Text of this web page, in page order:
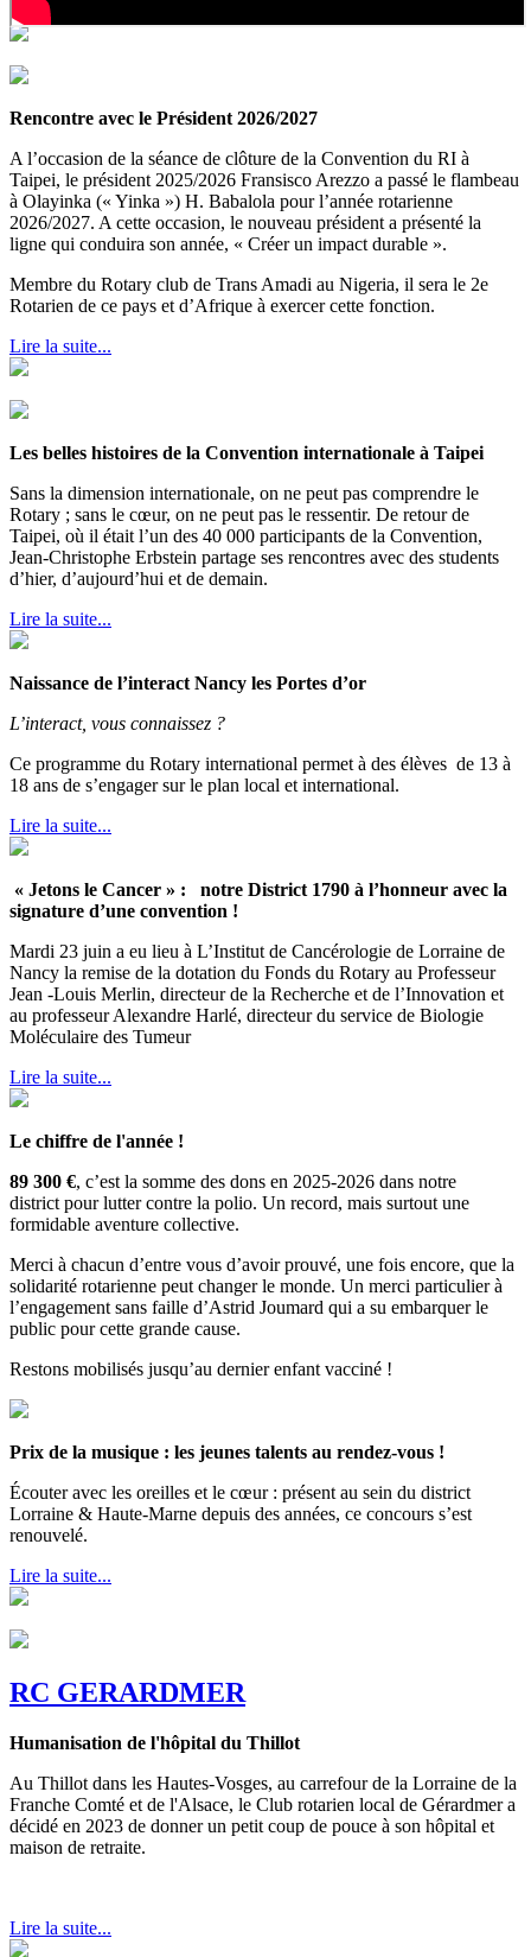
Rencontre avec le Président 2026/2027
A l’occasion de la séance de clôture de la Convention du RI à
Taipei, le président 2025/2026 Fransisco Arezzo a passé le flambeau
à Olayinka (« Yinka ») H. Babalola pour l’année rotarienne
2026/2027. A cette occasion, le nouveau président a présenté la
ligne qui conduira son année, « Créer un impact durable ».
Membre du Rotary club de Trans Amadi au Nigeria, il sera le 2e
Rotarien de ce pays et d’Afrique à exercer cette fonction.
Lire la suite...
Les belles histoires de la Convention internationale à Taipei
Sans la dimension internationale, on ne peut pas comprendre le
Rotary ; sans le cœur, on ne peut pas le ressentir. De retour de
Taipei, où il était l’un des 40 000 participants de la Convention,
Jean-Christophe Erbstein partage ses rencontres avec des students
d’hier, d’aujourd’hui et de demain.
Lire la suite...
Naissance de l’interact Nancy les Portes d’or
L’interact, vous connaissez ?
Ce programme du Rotary international permet à des élèves de 13 à
18 ans de s’engager sur le plan local et international.
Lire la suite...
« Jetons le Cancer » : notre District 1790 à l’honneur avec la
signature d’une convention !
Mardi 23 juin a eu lieu à L’Institut de Cancérologie de Lorraine de
Nancy la remise de la dotation du Fonds du Rotary au Professeur
Jean -Louis Merlin, directeur de la Recherche et de l’Innovation et
au professeur Alexandre Harlé, directeur du service de Biologie
Moléculaire des Tumeur
Lire la suite...
Le chiffre de l'année !
89 300 €, c’est la somme des dons en 2025-2026 dans notre
district pour lutter contre la polio. Un record, mais surtout une
formidable aventure collective.
Merci à chacun d’entre vous d’avoir prouvé, une fois encore, que la
solidarité rotarienne peut changer le monde. Un merci particulier à
l’engagement sans faille d’Astrid Joumard qui a su embarquer le
public pour cette grande cause.
Restons mobilisés jusqu’au dernier enfant vacciné !
Prix de la musique : les jeunes talents au rendez-vous !
Écouter avec les oreilles et le cœur : présent au sein du district
Lorraine & Haute-Marne depuis des années, ce concours s’est
renouvelé.
Lire la suite...
RC GERARDMER
Humanisation de l'hôpital du Thillot
Au Thillot dans les Hautes-Vosges, au carrefour de la Lorraine de la
Franche Comté et de l'Alsace, le Club rotarien local de Gérardmer a
décidé en 2023 de donner un petit coup de pouce à son hôpital et
maison de retraite.
Lire la suite...